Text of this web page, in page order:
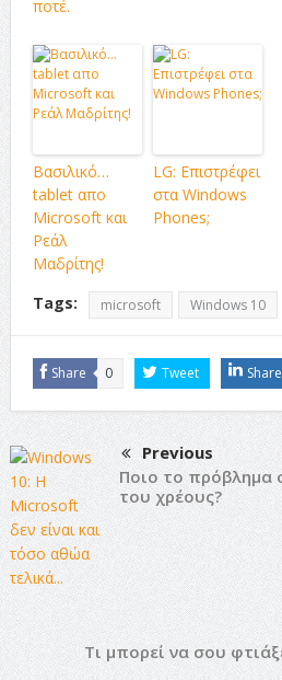
ποτέ.
Βασιλικό…
tablet απο
Microsoft και
Ρεάλ
Μαδρίτης!
LG: Επιστρέφει
στα Windows
Phones;
Tags: microsoft Windows 10
Share 0 Tweet Share
Previous
Ποιο το πρόβλημα
του χρέους?
Τι μπορεί να σου